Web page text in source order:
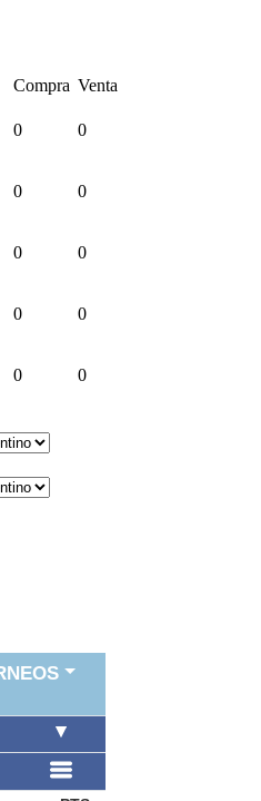
Compra Venta
0 0
0 0
0 0
0 0
0 0